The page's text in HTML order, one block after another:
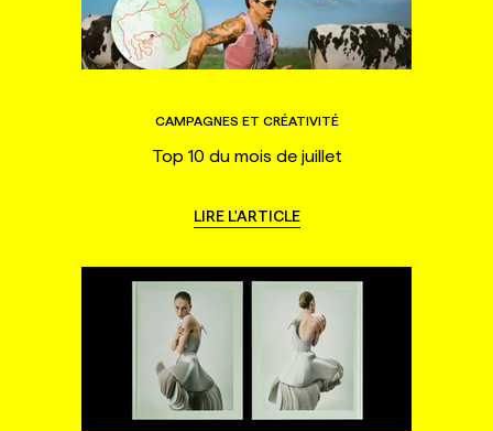
CAMPAGNES ET CRÉATIVITÉ
Top 10 du mois de juillet
LIRE L'ARTICLE